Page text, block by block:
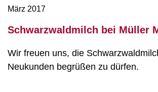
März 2017
Schwarzwaldmilch bei Müller
Wir freuen uns, die
Neukunden begrüßen zu dürfen.